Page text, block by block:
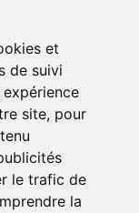
et
de suivi
site, pour
le trafic de
la